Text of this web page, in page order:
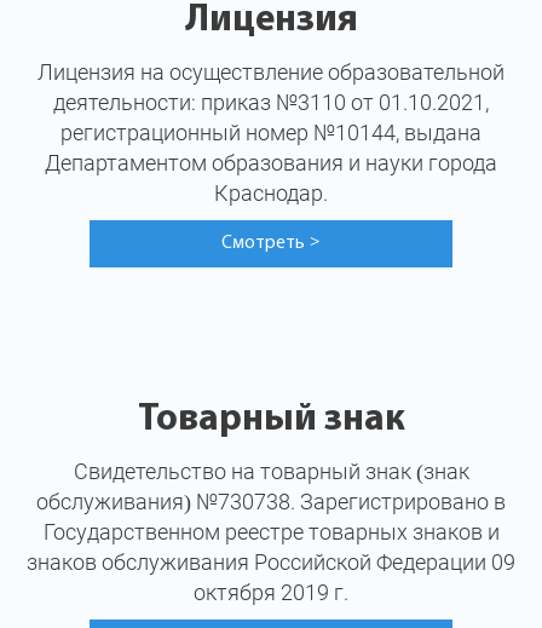
Лицензия
Лицензия на осуществление образовательной
деятельности: приказ №3110 от 01.10.2021,
регистрационный номер №10144, выдана
Департаментом образования и науки города
Краснодар.
Смотреть >
Товарный знак
Свидетельство на товарный знак (знак
обслуживания) №730738. Зарегистрировано в
Государственном реестре товарных знаков и
знаков обслуживания Российской Федерации 09
октября 2019 г.